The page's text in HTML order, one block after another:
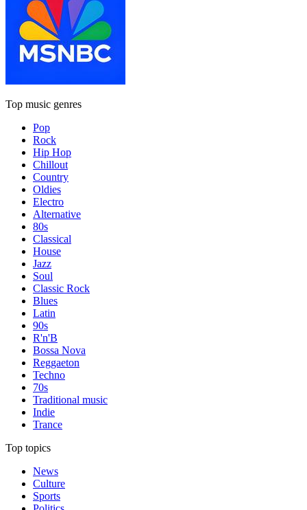
Top music genres
Pop
Rock
Hip Hop
Chillout
Country
Oldies
Electro
Alternative
80s
Classical
House
Jazz
Soul
Classic Rock
Blues
Latin
90s
R'n'B
Bossa Nova
Reggaeton
Techno
70s
Traditional music
Indie
Trance
Top topics
News
Culture
Sports